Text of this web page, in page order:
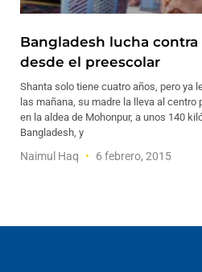
Bangladesh lucha
desde el preescolar
Shanta solo tiene cuatro años, pero ya
las mañana, su madre la lleva al
en la aldea de Mohonpur, a unos 140
Bangladesh, y
Naimul Haq 6 febrero, 2015